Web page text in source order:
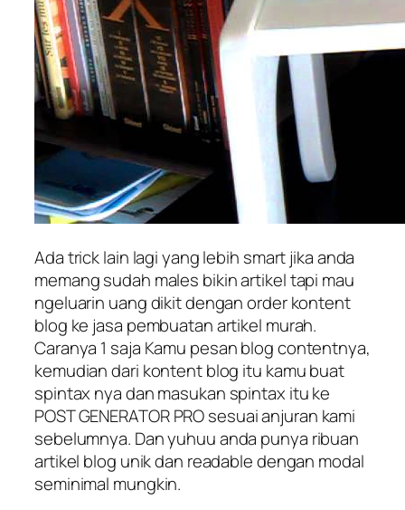
Ada trick lain lagi yang lebih smart jika anda
memang sudah males bikin artikel tapi mau
ngeluarin uang dikit dengan order kontent
blog ke jasa pembuatan artikel murah.
Caranya 1 saja Kamu pesan blog contentnya,
kemudian dari kontent blog itu kamu buat
spintax nya dan masukan spintax itu ke
POST GENERATOR PRO sesuai anjuran kami
sebelumnya. Dan yuhuu anda punya ribuan
artikel blog unik dan readable dengan modal
seminimal mungkin.